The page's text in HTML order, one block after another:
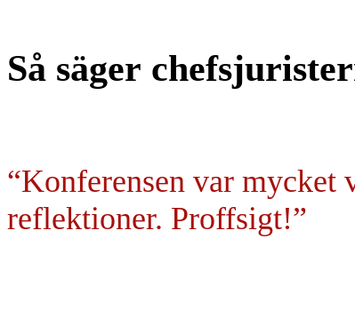
Så säger
“Konferensen var mycket
reflektioner. Proffsigt!”